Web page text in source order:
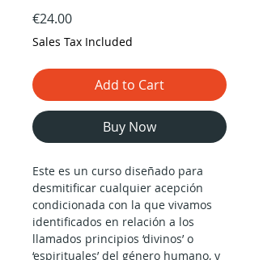
€24.00Price
Sales Tax Included
Add to Cart
Buy Now
Este es un curso diseñado para
desmitificar cualquier acepción
condicionada con la que vivamos
identificados en relación a los
llamados principios ‘divinos’ o
‘espirituales’ del género humano, y